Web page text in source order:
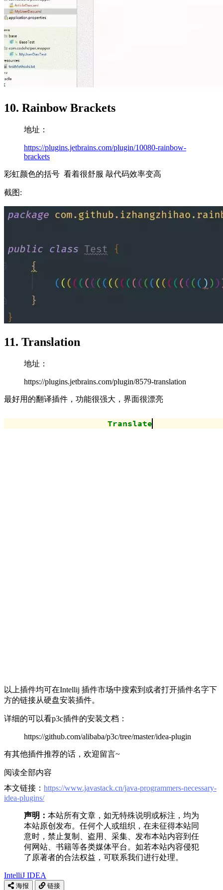
10. Rainbow Brackets
地址：
https://plugins.jetbrains.com/plugin/10080-rainbow-
brackets
彩虹颜色的括号 看着很舒服 敲代码效率变高
截图:
11. Translation
地址：
https://plugins.jetbrains.com/plugin/8579-translation
最好用的翻译插件，功能很强大，界面很漂亮
以上插件均可在Intellij 插件市场中搜索到或者打开插件名字下
方的链接从硬盘安装插件。
详细的可以看p3c插件的安装文档：
https://github.com/alibaba/p3c/tree/master/idea-plugin
有其他插件推荐的话，欢迎留言~
阅读全部内容
本文链接： https://www.javastack.cn/java-programmers-necessary-
idea-plugins/
声明： 本站所有文章，如无特殊说明或标注，均为
本站原创发布。任何个人或组织，在未征得本站同
意时，禁止复制、盗用、采集、发布本站内容到任
何网站、书籍等各类媒体平台。如若本站内容侵犯
了原著者的合法权益，可联系我们进行处理。
IntelliJ IDEA
海报 链接